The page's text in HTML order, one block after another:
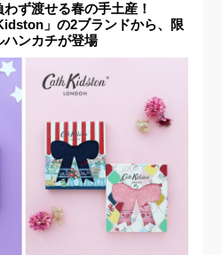
ず渡せる春の手土産！
」の2ブランドから、限
ハンカチが登場